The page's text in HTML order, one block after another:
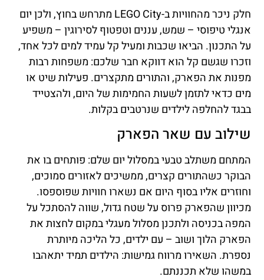
חלק ניכר מהחוויות ב-LEGO City מתרחש בחוץ, ולכן יום
אנגלי טיפוסי – שמש, עננים וטפטוף לסירוגין – משפיע
על התכנון. הביאו שכבות ומעיל קל עמיד למים לכל אחד,
וזכרו שגשם קל הוא דווקא חבר שלכם: משפחות רבות
מפנות את הפארק, והתורים מתקצרים. פעילות שיט או
מים כדאי לתזמן לשעות החמימות של היום, ולהצטייד
בבגד להחלפה לילדים שנרטבים בקלות.
שילוב עם שאר הפארק
המתחם משתלב טבעי במסלול יום שלם: פותחים בו את
הבוקר כשהתורים קצרים, ממשיכים לאזורים סמוכים,
וחוזרים אליו בסוף היום אם נשארו חוויות שפוספסו.
מכיוון שהפארק פרוס על שטח גדול, שווה להסתכל על
המפה בכניסה ולתכנן מסלול מעגלי במקום לחצות את
הפארק הלוך ושוב – עם ילדים, כל הליכה מיותרת
נספרת. השאירו מרווח גמישות: הילדים תמיד יתאהבו
במשהו שלא תכננתם.